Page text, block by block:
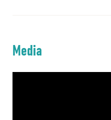
Media